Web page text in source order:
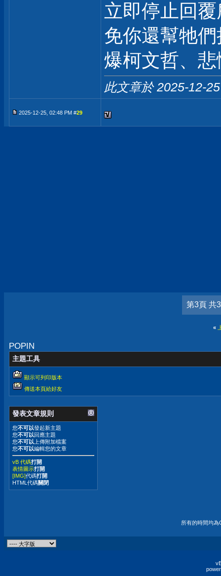
立即停止回
免你還幫牠
爆柯文哲、
此文章於 2025-12-
2025-12-25, 02:48 PM #29
第3頁 共
«
POPIN
主題工具
顯示可列印版本
傳送本頁給好友
發表文章規則
您不可以發起新主題
您不可以回應主題
您不可以 上傳附加檔案
您不可以編輯您的文章
vB 代碼打開
表情圖示打開
[IMG]代碼打開
HTML代碼關閉
所有的時間均為